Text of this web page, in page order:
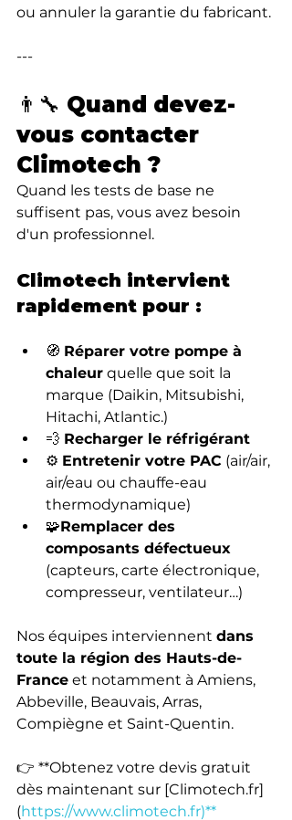
ou annuler la garantie du fabricant.
---
👨‍🔧 Quand devez-
vous contacter
Climotech ?
Quand les tests de base ne
suffisent pas, vous avez besoin
d'un professionnel.
Climotech intervient
rapidement pour :
🧭 Réparer votre pompe à
chaleur quelle que soit la
marque (Daikin, Mitsubishi,
Hitachi, Atlantic.)
💨 Recharger le réfrigérant
⚙️ Entretenir votre PAC (air/air,
air/eau ou chauffe-eau
thermodynamique)
🧩Remplacer des
composants défectueux
(capteurs, carte électronique,
compresseur, ventilateur…)
Nos équipes interviennent dans
toute la région des Hauts-de-
France et notamment à Amiens,
Abbeville, Beauvais, Arras,
Compiègne et Saint-Quentin.
👉 **Obtenez votre devis gratuit
dès maintenant sur [Climotech.fr]
(https://www.climotech.fr)**